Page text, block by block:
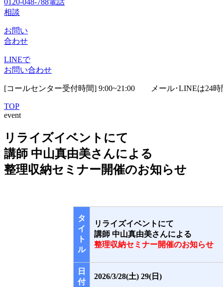
0120-048-788電話
相談
お問い
合わせ
LINEで
お問い合わせ
[コールセンター受付時間] 9:00~21:00 メール･LINEは24時
TOP
event
リライズイベントにて
講師 中山真由美さんによる
整理収納セミナー開催のお知らせ
タ
イ
ト
ル
リライズイベントにて
講師 中山真由美さんによる
整理収納セミナー開催のお知らせ
日
付
2026/3/28(土) 29(日)